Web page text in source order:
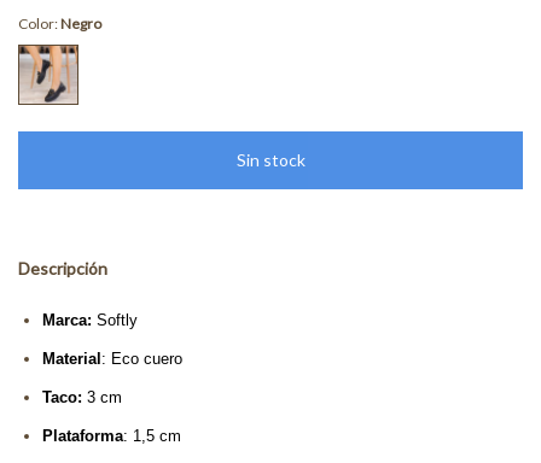
Color:Negro
Descripción
Marca: Softly
Material: Eco cuero
Taco: 3 cm
Plataforma: 1,5 cm